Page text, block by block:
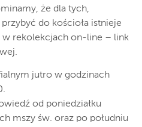
że dla tych,
do kościoła istnieje
rekolekcjach on-line – link
jutro w godzinach
od poniedziałku
mszy św. oraz po południu